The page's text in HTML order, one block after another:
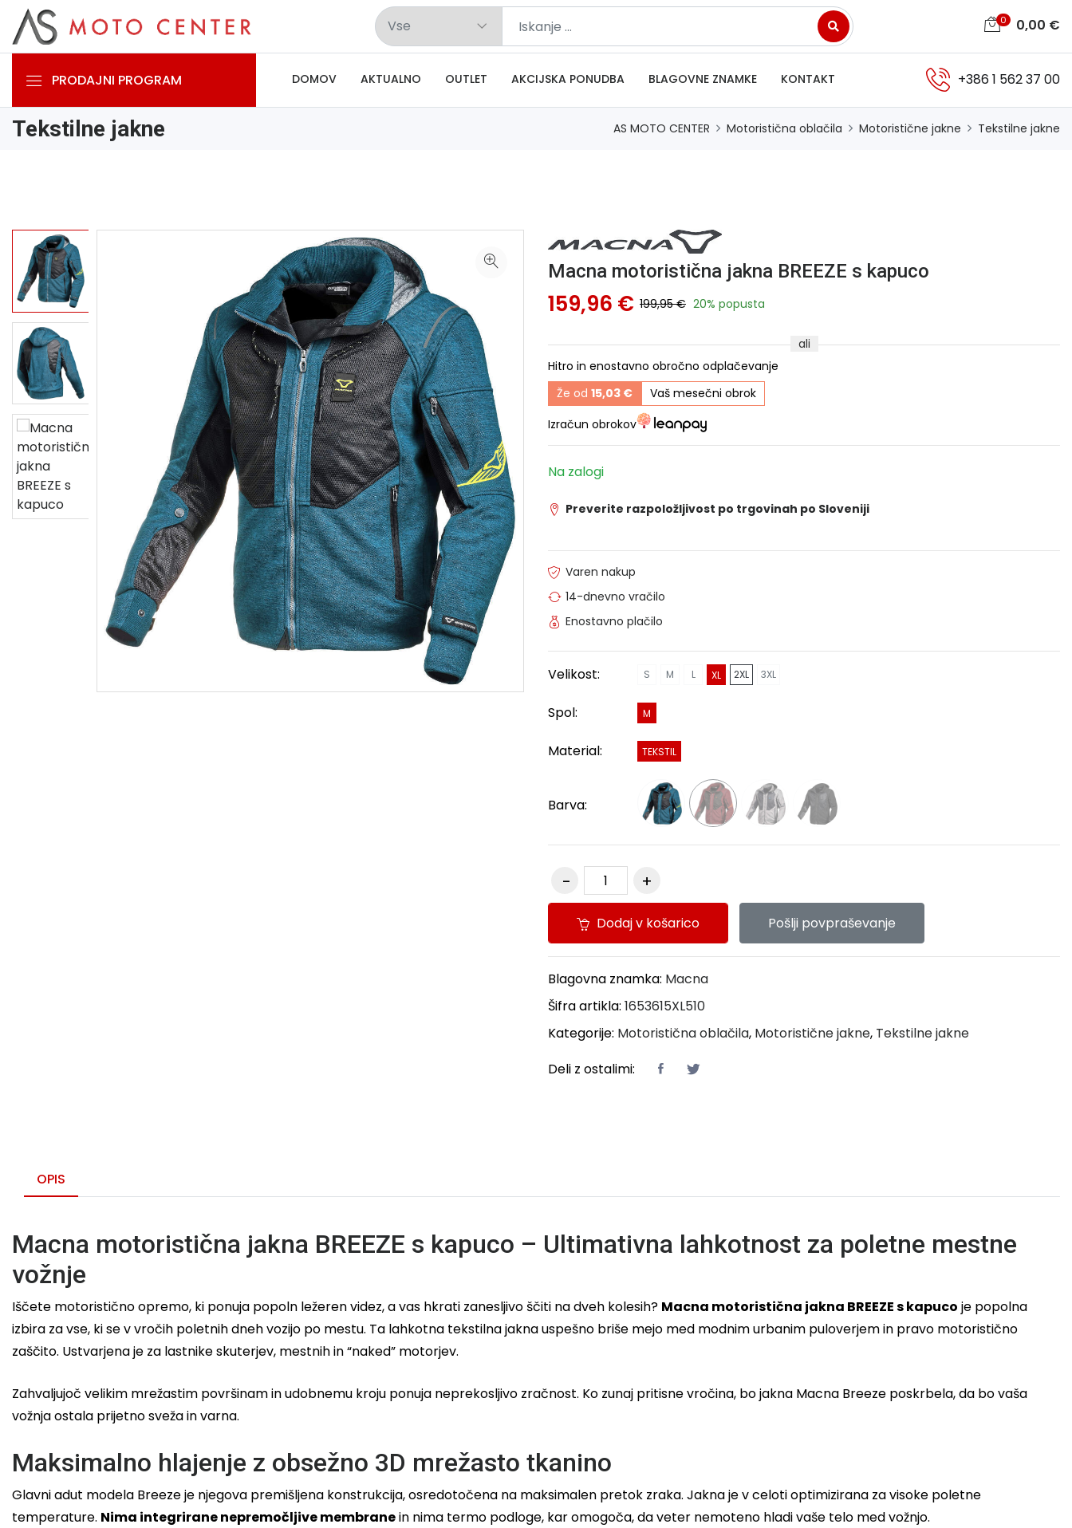
0 0,00 €
PRODAJNI PROGRAM DOMOV AKTUALNO OUTLET AKCIJSKA PONUDBA BLAGOVNE ZNAMKE KONTAKT +386 1 562 37 00
Tekstilne jakne AS MOTO CENTER Motoristična oblačila Motoristične jakne Tekstilne jakne
Macna motoristična jakna BREEZE s kapuco
159,96 € 199,95 € 20% popusta
ali
Hitro in enostavno obročno odplačevanje
Že od 15,03 €
Vaš mesečni obrok
Izračun obrokov
Na zalogi
Preverite razpoložljivost po trgovinah po Sloveniji
Varen nakup
14-dnevno vračilo
Enostavno plačilo
Velikost: S M L XL 2XL 3XL
Spol: M
Material: TEKSTIL
Barva:
Dodaj v košarico Pošlji povpraševanje
Blagovna znamka: Macna
Šifra artikla: 1653615XL510
Kategorije: Motoristična oblačila, Motoristične jakne, Tekstilne jakne
Deli z ostalimi:
OPIS
Macna motoristična jakna BREEZE s kapuco – Ultimativna lahkotnost za poletne mestne
vožnje
Iščete motoristično opremo, ki ponuja popoln ležeren videz, a vas hkrati zanesljivo ščiti na dveh kolesih? Macna motoristična jakna BREEZE s kapuco je popolna
izbira za vse, ki se v vročih poletnih dneh vozijo po mestu. Ta lahkotna tekstilna jakna uspešno briše mejo med modnim urbanim puloverjem in pravo motoristično
zaščito. Ustvarjena je za lastnike skuterjev, mestnih in “naked” motorjev.
Zahvaljujoč velikim mrežastim površinam in udobnemu kroju ponuja neprekosljivo zračnost. Ko zunaj pritisne vročina, bo jakna Macna Breeze poskrbela, da bo vaša
vožnja ostala prijetno sveža in varna.
Maksimalno hlajenje z obsežno 3D mrežasto tkanino
Glavni adut modela Breeze je njegova premišljena konstrukcija, osredotočena na maksimalen pretok zraka. Jakna je v celoti optimizirana za visoke poletne
temperature. Nima integrirane nepremočljive membranein nima termo podloge, kar omogoča, da veter nemoteno hladi vaše telo med vožnjo.